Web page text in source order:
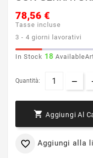
78,56 €
Tasse incluse
3 - 4 giorni lavorativi
In Stock 18
Quantità:
 Aggiungi Al
 Aggiungi alla